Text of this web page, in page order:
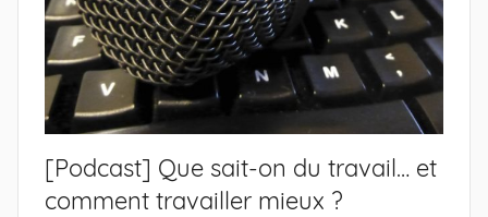
[Podcast] Que sait-on du travail… et
comment travailler mieux ?